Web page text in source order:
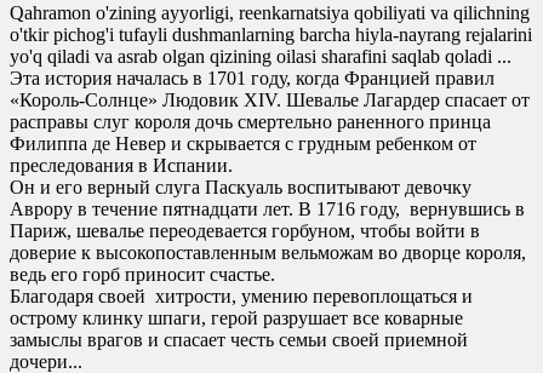
Qahramon o'zining ayyorligi, reenkarnatsiya qobiliyati va qilichning
o'tkir pichog'i tufayli dushmanlarning barcha hiyla-nayrang rejalarini
yo'q qiladi va asrab olgan qizining oilasi sharafini saqlab qoladi ...
Эта история началась в 1701 году, когда Францией правил
«Король-Солнце» Людовик XIV. Шевалье Лагардер спасает от
расправы слуг короля дочь смертельно раненного принца
Филиппа де Невер и скрывается с грудным ребенком от
преследования в Испании.
Он и его верный слуга Паскуаль воспитывают девочку
Аврору в течение пятнадцати лет. В 1716 году, вернувшись в
Париж, шевалье переодевается горбуном, чтобы войти в
доверие к высокопоставленным вельможам во дворце короля,
ведь его горб приносит счастье.
Благодаря своей хитрости, умению перевоплощаться и
острому клинку шпаги, герой разрушает все коварные
замыслы врагов и спасает честь семьи своей приемной
дочери...